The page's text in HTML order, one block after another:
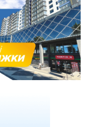
у ВНЗ
без газу
проща
Франківець Лев
на лижах,
який три дні
Польщі на атаки на